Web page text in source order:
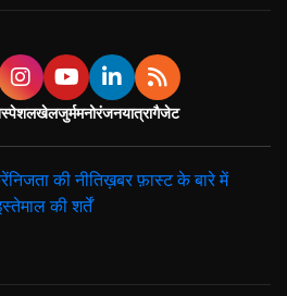
स्पेशलखेलजुर्ममनोरंजनयात्रागैजेट
निजता की नीतिख़बर फ़ास्ट के बारे में
की शर्तें